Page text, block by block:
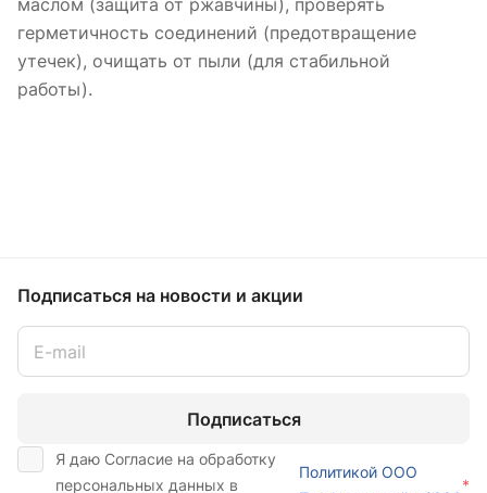
герметичность соединений (предотвращение
утечек), очищать от пыли (для стабильной
работы).
Подписаться на новости и акции
Подписаться
Я даю Согласие на обработку
персональных данных в
Политикой ООО
*